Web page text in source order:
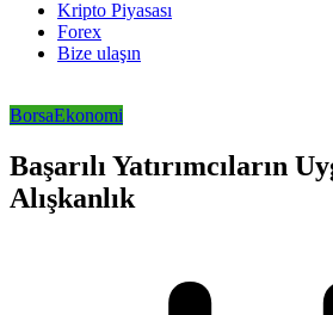
Kripto Piyasası
Forex
Bize ulaşın
BorsaEkonomi
Başarılı Yatırımcıların
Alışkanlık